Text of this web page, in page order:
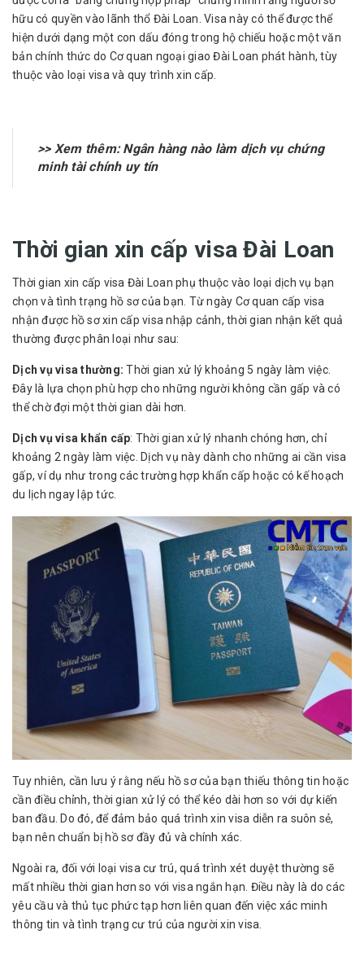
hữu có quyền vào lãnh thổ Đài Loan. Visa này có thể được thể
hiện dưới dạng một con dấu đóng trong hộ chiếu hoặc một văn
bản chính thức do Cơ quan ngoại giao Đài Loan phát hành, tùy
thuộc vào loại visa và quy trình xin cấp.
>> Xem thêm:Ngân hàng nào làm dịch vụ chứng
minh tài chính uy tín
Thời gian xin cấp visa Đài Loan
Thời gian xin cấp visa Đài Loan phụ thuộc vào loại dịch vụ bạn
chọn và tình trạng hồ sơ của bạn. Từ ngày Cơ quan cấp visa
nhận được hồ sơ xin cấp visa nhập cảnh, thời gian nhận kết quả
thường được phân loại như sau:
Dịch vụ visa thường: Thời gian xử lý khoảng 5 ngày làm việc.
Đây là lựa chọn phù hợp cho những người không cần gấp và có
thể chờ đợi một thời gian dài hơn.
Dịch vụ visa khẩn cấp: Thời gian xử lý nhanh chóng hơn, chỉ
khoảng 2 ngày làm việc. Dịch vụ này dành cho những ai cần visa
gấp, ví dụ như trong các trường hợp khẩn cấp hoặc có kế hoạch
du lịch ngay lập tức.
Tuy nhiên, cần lưu ý rằng nếu hồ sơ của bạn thiếu thông tin hoặc
cần điều chỉnh, thời gian xử lý có thể kéo dài hơn so với dự kiến
ban đầu. Do đó, để đảm bảo quá trình xin visa diễn ra suôn sẻ,
bạn nên chuẩn bị hồ sơ đầy đủ và chính xác.
Ngoài ra, đối với loại visa cư trú, quá trình xét duyệt thường sẽ
mất nhiều thời gian hơn so với visa ngắn hạn. Điều này là do các
yêu cầu và thủ tục phức tạp hơn liên quan đến việc xác minh
thông tin và tình trạng cư trú của người xin visa.